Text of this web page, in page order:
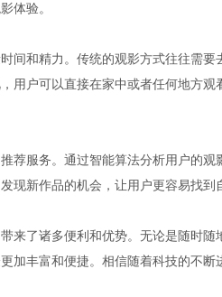
体验。
间和精力。传统的观影方式往往需要
用户可以直接在家中或者任何地方观
荐服务。通过智能算法分析用户的观
现新作品的机会，让用户更容易找到
来了诸多便利和优势。无论是随时随
加丰富和便捷。相信随着科技的不断